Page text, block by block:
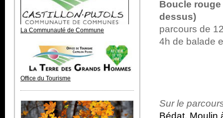
La Communauté de Commune
Office du Tourisme
Boucle
dessus)
parcours de
4h de balade
Sur le
Bédat, Moulin